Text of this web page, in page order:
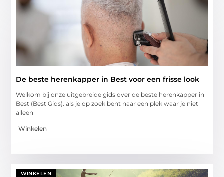
De beste herenkapper in Best voor een frisse look
Welkom bij onze uitgebreide gids over de beste herenkapper in
Best (Best Gids). als je op zoek bent naar een plek waar je niet
alleen
Winkelen
WINKELEN